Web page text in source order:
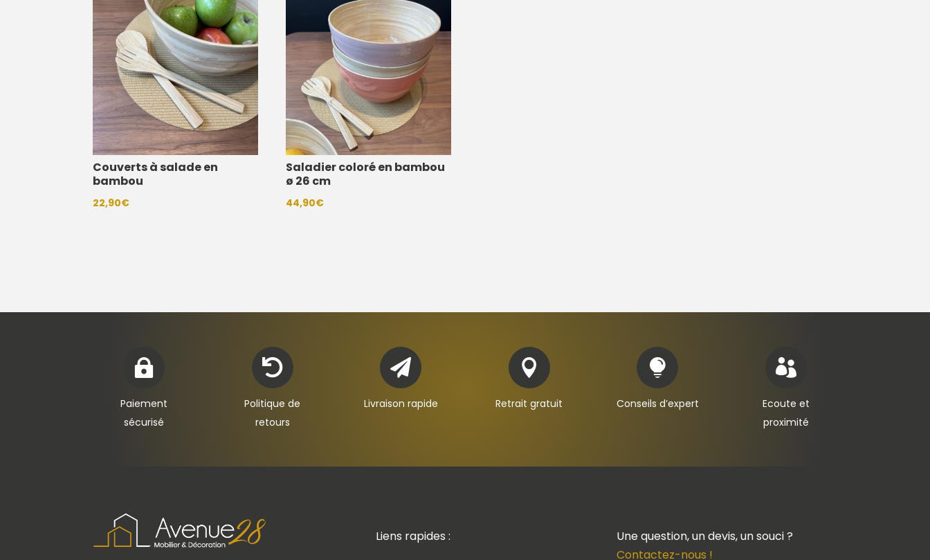
Couverts à salade en
bambou
22,90€
Saladier coloré en bambou
ø 26 cm
44,90€

Paiement
sécurisé

Politique de
retours

Livraison rapide

Retrait gratuit

Conseils d’expert

Ecoute et
proximité
Liens rapides :
Une question, un devis, un souci ?
Contactez-nous !